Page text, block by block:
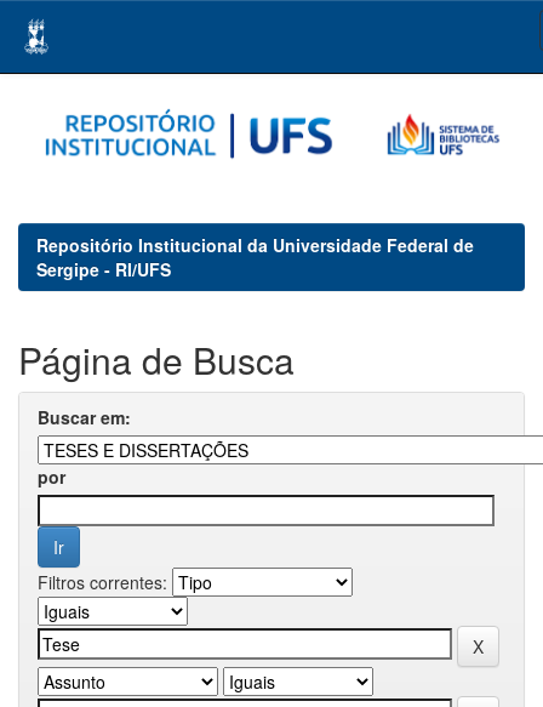
navigation
Repositório Institucional da Universidade Federal de
Sergipe - RI/UFS
Página de Busca
Buscar em:
por
Filtros correntes: